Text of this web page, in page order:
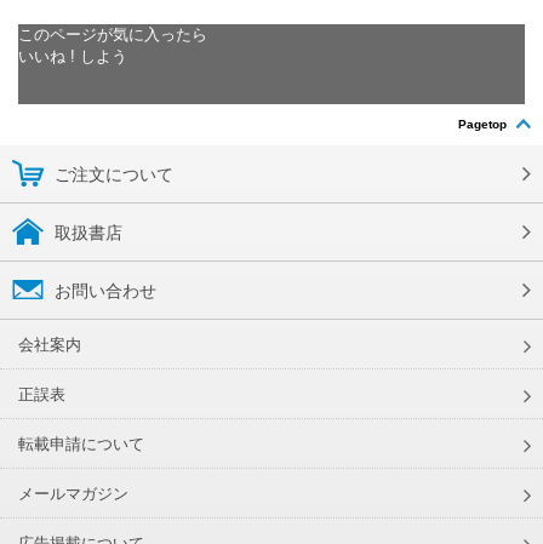
このページが気に入ったら
いいね ! しよう
Pagetop
ご注文について
取扱書店
お問い合わせ
会社案内
正誤表
転載申請について
メールマガジン